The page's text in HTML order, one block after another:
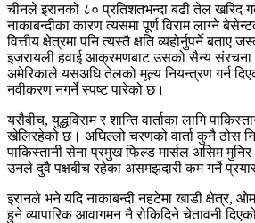
चीनले इरानको ८० प्रतिशतभन्दा बढी तेल खरिद
नाकाबन्दीका कारण त्यसमा पूर्ण विराम लाग्ने
वित्तीय क्षेत्रमा पनि त्यस्तै क्षति व्यहोर्नुपर्ने बताए
इजरायली हवाई आक्रमणबाट उसको सैन्य संरचना
अमेरिकाले यसअघि तेलको मूल्य नियन्त्रण गर्न
नवीकरण नगर्ने स्पष्ट पारेको छ।
यसैबीच, युद्धविराम र शान्ति वार्ताका लागि
खेलिरहेको छ। अघिल्लो चरणको वार्ता कुनै ठोस
पाकिस्तानी सेना प्रमुख फिल्ड मार्सल असिम
उनले दुवै पक्षबीच रहेका असमझदारी कम गर्ने
इरानले भने यदि नाकाबन्दी नहटेमा खाडी क्षेत्र,
हुने व्यापारिक आवागमन नै रोकिदिने चेतावनी